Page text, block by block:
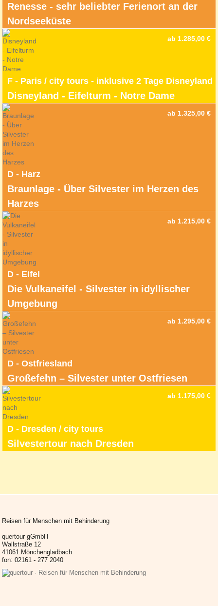
Renesse - sehr beliebter Ferienort an der
Nordseeküste
F - Paris / city tours - inklusive 2 Tage Disneyland
Disneyland - Eifelturm - Notre Dame
ab 1.285,00 €
D - Harz
Braunlage - Über Silvester im Herzen des
Harzes
ab 1.325,00 €
D - Eifel
Die Vulkaneifel - Silvester in idyllischer
Umgebung
ab 1.215,00 €
D - Ostfriesland
Großefehn – Silvester unter Ostfriesen
ab 1.295,00 €
D - Dresden / city tours
Silvestertour nach Dresden
ab 1.175,00 €
Reisen für Menschen mit Behinderung
quertour gGmbH
Wallstraße 12
41061 Mönchengladbach
fon: 02161 - 277 2040